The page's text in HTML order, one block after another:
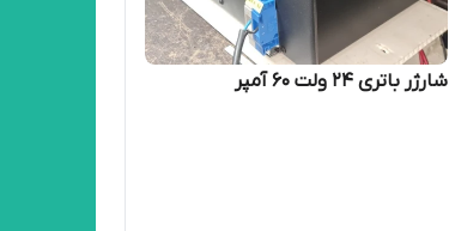
شارژر باتری 24 ولت 60 آمپر